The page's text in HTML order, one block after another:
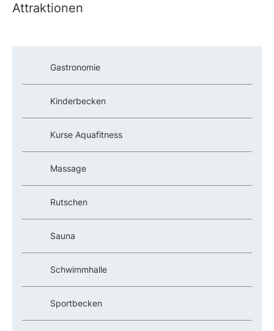
Attraktionen
Gastronomie
Kinderbecken
Kurse Aquafitness
Massage
Rutschen
Sauna
Schwimmhalle
Sportbecken